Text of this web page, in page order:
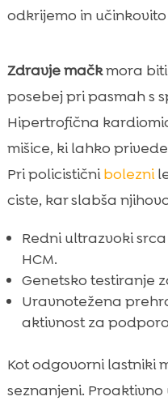
odkrijemo in
Zdravje mačkmora biti
posebej pri pasmah s
Hipertrofična
mišice, ki lahko
Pri policističnibolezni
ciste, kar slabša
Redni ultrazvoki
HCM.
Genetsko testiranje
Uravnotežena
aktivnost za
Kot odgovorni lastniki
seznanjeni.